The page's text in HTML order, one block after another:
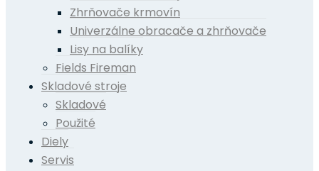
Zhrňovače krmovín
Univerzálne obracače a zhrňovače
Lisy na balíky
Fields Fireman
Skladové stroje
Skladové
Použité
Diely
Servis